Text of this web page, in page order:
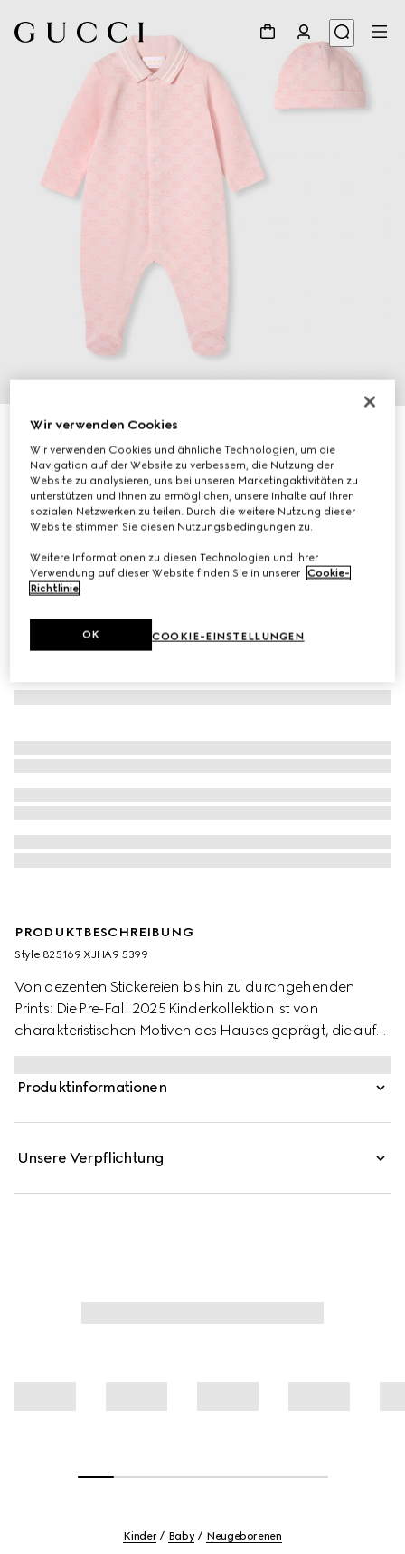
Zweiteiliges Baby-Geschenkset aus Baumwolle
€ 550
Variantenhellrosa
PRODUKTBESCHREIBUNG
Style ‎825169 XJHA9 5399
Von dezenten Stickereien bis hin zu durchgehenden
Prints: Die Pre-Fall 2025 Kinderkollektion ist von
charakteristischen Motiven des Hauses geprägt, die auf
vielfältige Weise in Szene gesetzt werden. Dieses zweiteilige
Baby-Geschenkset umfasst einen langärmligen Einteiler
mit dazu passendem Mützchen aus GG Baumwoll-Piqué.
Produktinformationen
Unsere Verpflichtung
Kinder Baby Neugeborenen
Wir verwenden Cookies
Wir verwenden Cookies und ähnliche Technologien, um die
Navigation auf der Website zu verbessern, die Nutzung der
Website zu analysieren, uns bei unseren Marketingaktivitäten zu
unterstützen und Ihnen zu ermöglichen, unsere Inhalte auf Ihren
sozialen Netzwerken zu teilen. Durch die weitere Nutzung dieser
Website stimmen Sie diesen Nutzungsbedingungen zu.
Weitere Informationen zu diesen Technologien und ihrer
Verwendung auf dieser Website finden Sie in unserer Cookie-
Richtlinie.
COOKIE-EINSTELLUNGEN
OK